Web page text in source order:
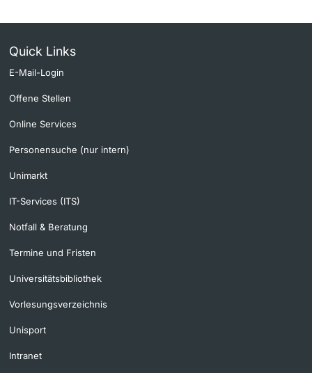
Quick Links
E-Mail-Login
Offene Stellen
Online Services
Personensuche (nur intern)
Unimarkt
IT-Services (ITS)
Notfall & Beratung
Termine und Fristen
Universitätsbibliothek
Vorlesungsverzeichnis
Unisport
Intranet